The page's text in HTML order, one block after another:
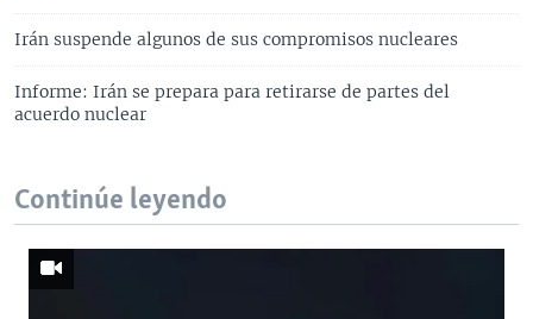
Irán suspende algunos de sus compromisos nucleares
Informe: Irán se prepara para retirarse de partes del
acuerdo nuclear
Continúe leyendo